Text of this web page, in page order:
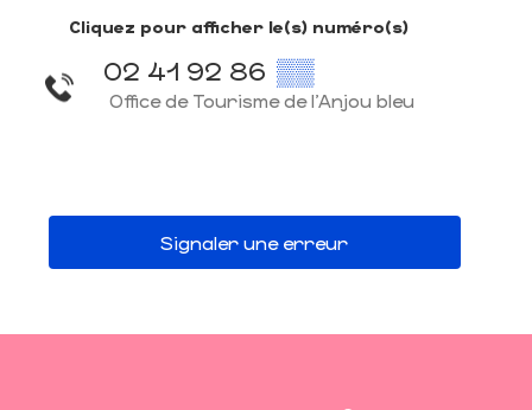
Cliquez pour afficher le(s) numéro(s)
02 41 92 86 ▒▒
Office de Tourisme de l'Anjou bleu
Signaler une erreur